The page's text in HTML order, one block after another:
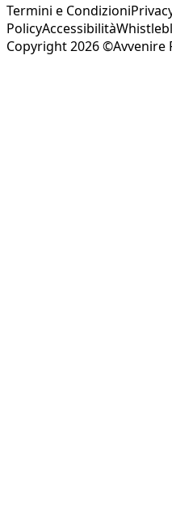
Termini e Condizioni
PolicyAccessibilità
Copyright 2026 ©Avvenire